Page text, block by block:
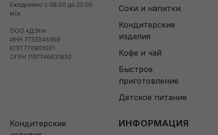
Ежедневно с 08:00 до 20:00
мск
ООО «ДЭН»
ИНН 7733346958
КПП 770801001
ОГРН 1197746631830
Соки и напитки
Кондитерские
изделия
Кофе и чай
Быстрое
приготовление
Детское питание
Кондитерские
ИНФОРМАЦИЯ